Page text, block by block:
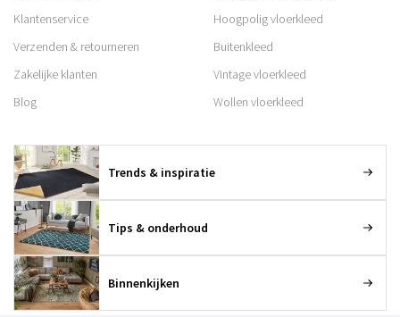
Klantenservice
Verzenden & retourneren
Zakelijke klanten
Blog
Hoogpolig vloerkleed
Buitenkleed
Vintage vloerkleed
Wollen vloerkleed
Trends & inspiratie
Tips & onderhoud
Binnenkijken